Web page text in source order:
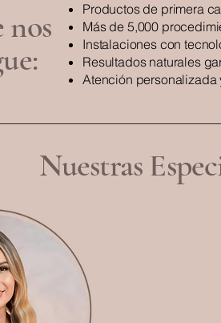
nos
Productos de primera
Más de 5,000
Instalaciones con
Resultados naturales
Atención
Nuestras